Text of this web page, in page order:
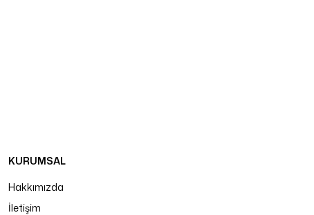
KURUMSAL
Hakkımızda
İletişim